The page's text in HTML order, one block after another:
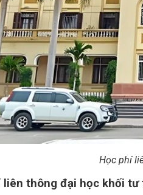
Học phí
liên thông đại học khối tư